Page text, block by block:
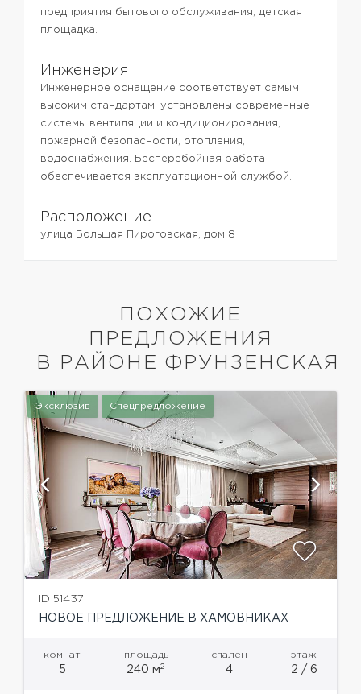
предприятия бытового обслуживания, детская
площадка.
Инженерия
Инженерное оснащение соответствует самым
высоким стандартам: установлены современные
системы вентиляции и кондиционирования,
пожарной безопасности, отопления,
водоснабжения. Бесперебойная работа
обеспечивается эксплуатационной службой.
Расположение
улица Большая Пироговская, дом 8
ПОХОЖИЕ
ПРЕДЛОЖЕНИЯ
В РАЙОНЕ ФРУНЗЕНСКАЯ
Эксклюзив Спецпредложение
ID 51437
НОВОЕ ПРЕДЛОЖЕНИЕ В ХАМОВНИКАХ
комнат
5
площадь
240 м2
спален
4
этаж
2 / 6